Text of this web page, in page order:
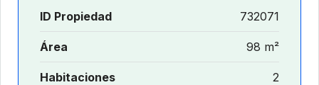
ID Propiedad 732071
Área 98 m²
Habitaciones 2